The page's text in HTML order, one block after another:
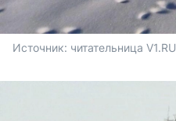
Источник: читательница V1.RU